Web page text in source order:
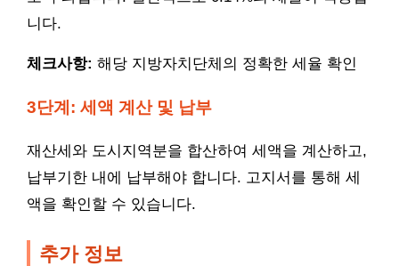
니다.
체크사항: 해당 지방자치단체의 정확한 세율 확인
3단계: 세액 계산 및 납부
재산세와 도시지역분을 합산하여 세액을 계산하고,
납부기한 내에 납부해야 합니다. 고지서를 통해 세
액을 확인할 수 있습니다.
추가 정보